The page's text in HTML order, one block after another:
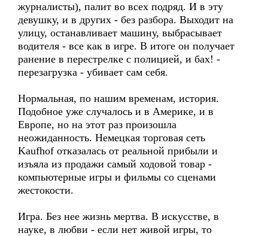
журналисты), палит во всех подряд. И в эту
девушку, и в других - без разбора. Выходит на
улицу, останавливает машину, выбрасывает
водителя - все как в игре. В итоге он получает
ранение в перестрелке с полицией, и бах! -
перезагрузка - убивает сам себя.
Нормальная, по нашим временам, история.
Подобное уже случалось и в Америке, и в
Европе, но на этот раз произошла
неожиданность. Немецкая торговая сеть
Kaufhof отказалась от реальной прибыли и
изъяла из продажи самый ходовой товар -
компьютерные игры и фильмы со сценами
жестокости.
Игра. Без нее жизнь мертва. В искусстве, в
науке, в любви - если нет живой игры, то